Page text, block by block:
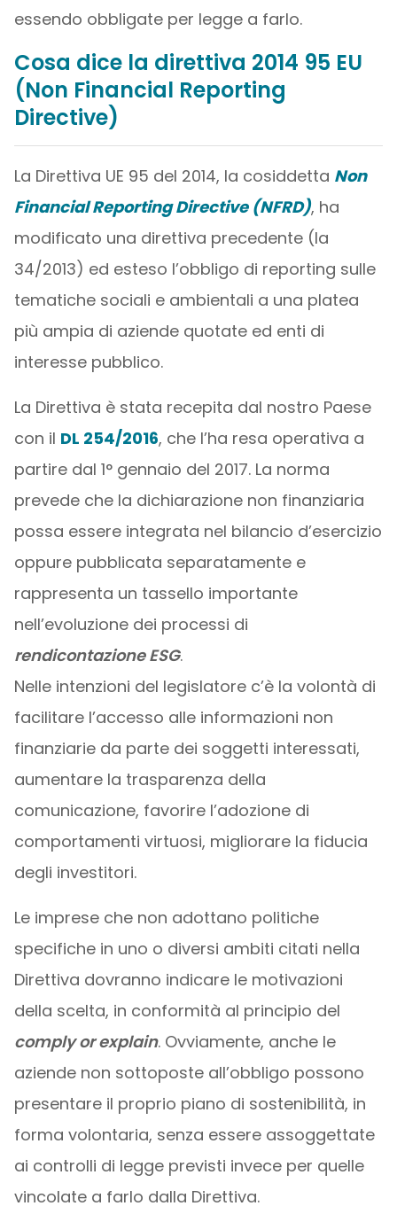
essendo obbligate per legge a farlo.
Cosa dice la direttiva 2014 95 EU
(Non Financial Reporting
Directive)
La Direttiva UE 95 del 2014, la cosiddetta Non
Financial Reporting Directive (NFRD), ha
modificato una direttiva precedente (la
34/2013) ed esteso l’obbligo di reporting sulle
tematiche sociali e ambientali a una platea
più ampia di aziende quotate ed enti di
interesse pubblico.
La Direttiva è stata recepita dal nostro Paese
con il DL 254/2016, che l’ha resa operativa a
partire dal 1° gennaio del 2017. La norma
prevede che la dichiarazione non finanziaria
possa essere integrata nel bilancio d’esercizio
oppure pubblicata separatamente e
rappresenta un tassello importante
nell’evoluzione dei processi di
rendicontazione ESG.
Nelle intenzioni del legislatore c’è la volontà di
facilitare l’accesso alle informazioni non
finanziarie da parte dei soggetti interessati,
aumentare la trasparenza della
comunicazione, favorire l’adozione di
comportamenti virtuosi, migliorare la fiducia
degli investitori.
Le imprese che non adottano politiche
specifiche in uno o diversi ambiti citati nella
Direttiva dovranno indicare le motivazioni
della scelta, in conformità al principio del
comply or explain. Ovviamente, anche le
aziende non sottoposte all’obbligo possono
presentare il proprio piano di sostenibilità, in
forma volontaria, senza essere assoggettate
ai controlli di legge previsti invece per quelle
vincolate a farlo dalla Direttiva.